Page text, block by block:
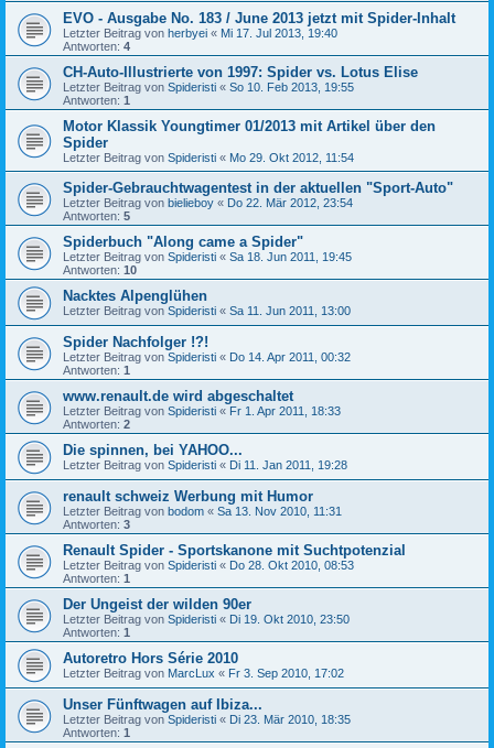
EVO - Ausgabe No. 183 / June 2013 jetzt mit Spider-Inhalt
Letzter Beitrag von herbyei « Mi 17. Jul 2013, 19:40
Antworten: 4
CH-Auto-Illustrierte von 1997: Spider vs. Lotus Elise
Letzter Beitrag von Spideristi « So 10. Feb 2013, 19:55
Antworten: 1
Motor Klassik Youngtimer 01/2013 mit Artikel über den
Spider
Letzter Beitrag von Spideristi « Mo 29. Okt 2012, 11:54
Spider-Gebrauchtwagentest in der aktuellen "Sport-Auto"
Letzter Beitrag von bielieboy « Do 22. Mär 2012, 23:54
Antworten: 5
Spiderbuch "Along came a Spider"
Letzter Beitrag von Spideristi « Sa 18. Jun 2011, 19:45
Antworten: 10
Nacktes Alpenglühen
Letzter Beitrag von Spideristi « Sa 11. Jun 2011, 13:00
Spider Nachfolger !?!
Letzter Beitrag von Spideristi « Do 14. Apr 2011, 00:32
Antworten: 1
www.renault.de wird abgeschaltet
Letzter Beitrag von Spideristi « Fr 1. Apr 2011, 18:33
Antworten: 2
Die spinnen, bei YAHOO...
Letzter Beitrag von Spideristi « Di 11. Jan 2011, 19:28
renault schweiz Werbung mit Humor
Letzter Beitrag von bodom « Sa 13. Nov 2010, 11:31
Antworten: 3
Renault Spider - Sportskanone mit Suchtpotenzial
Letzter Beitrag von Spideristi « Do 28. Okt 2010, 08:53
Antworten: 1
Der Ungeist der wilden 90er
Letzter Beitrag von Spideristi « Di 19. Okt 2010, 23:50
Antworten: 1
Autoretro Hors Série 2010
Letzter Beitrag von MarcLux « Fr 3. Sep 2010, 17:02
Unser Fünftwagen auf Ibiza...
Letzter Beitrag von Spideristi « Di 23. Mär 2010, 18:35
Antworten: 1